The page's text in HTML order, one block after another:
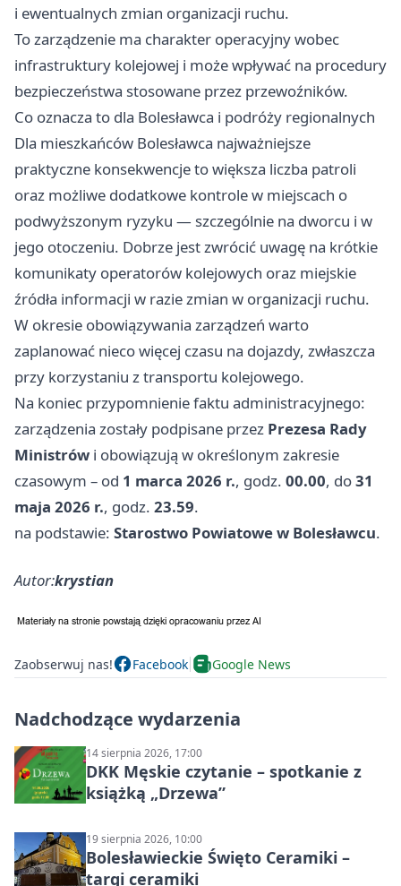
i ewentualnych zmian organizacji ruchu.
To zarządzenie ma charakter operacyjny wobec
infrastruktury kolejowej i może wpływać na procedury
bezpieczeństwa stosowane przez przewoźników.
Co oznacza to dla Bolesławca i podróży regionalnych
Dla mieszkańców Bolesławca najważniejsze
praktyczne konsekwencje to większa liczba patroli
oraz możliwe dodatkowe kontrole w miejscach o
podwyższonym ryzyku — szczególnie na dworcu i w
jego otoczeniu. Dobrze jest zwrócić uwagę na krótkie
komunikaty operatorów kolejowych oraz miejskie
źródła informacji w razie zmian w organizacji ruchu.
W okresie obowiązywania zarządzeń warto
zaplanować nieco więcej czasu na dojazdy, zwłaszcza
przy korzystaniu z transportu kolejowego.
Na koniec przypomnienie faktu administracyjnego:
zarządzenia zostały podpisane przez Prezesa Rady
Ministrów i obowiązują w określonym zakresie
czasowym – od 1 marca 2026 r., godz. 00.00, do31
maja 2026 r., godz. 23.59.
na podstawie: Starostwo Powiatowe w Bolesławcu.
Autor:krystian
Zaobserwuj nas! Facebook Google News
Nadchodzące wydarzenia
14 sierpnia 2026, 17:00
DKK Męskie czytanie – spotkanie z
książką „Drzewa”
19 sierpnia 2026, 10:00
Bolesławieckie Święto Ceramiki –
targi ceramiki